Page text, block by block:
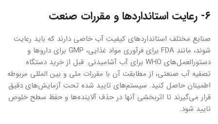
۶- رعایت استانداردها و مقررات صنعت
صنایع مختلف استانداردهای کیفیت آب خاصی دارند که باید رعایت
شوند، مانند FDA برای فرآوری مواد غذایی، GMP برای داروها و
دستورالعمل‌های WHO برای آب آشامیدنی. قبل از خرید دستگاه
تصفیه آب صنعتی، از مطابقت آن با مقررات ملی و بین المللی مربوطه
اطمینان حاصل کنید. سیستم‌های تایید شده تحت آزمایش‌های دقیق
قرار می‌گیرند تا اثربخشی آنها در حذف آلاینده‌ها و حفظ سطح خلوص
تایید شود.